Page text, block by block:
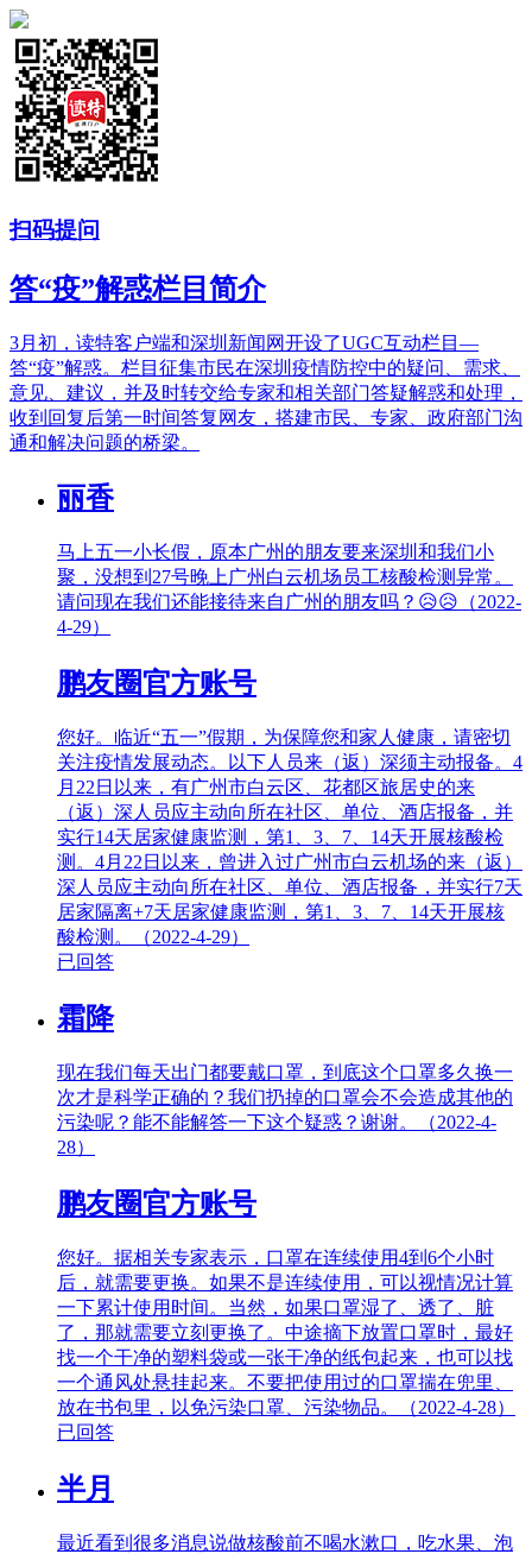
扫码提问
答“疫”解惑栏目简介
3月初，读特客户端和深圳新闻网开设了UGC互动栏目—
答“疫”解惑。栏目征集市民在深圳疫情防控中的疑问、需求、
意见、建议，并及时转交给专家和相关部门答疑解惑和处理，
收到回复后第一时间答复网友，搭建市民、专家、政府部门沟
通和解决问题的桥梁。
丽香
马上五一小长假，原本广州的朋友要来深圳和我们小
聚，没想到27号晚上广州白云机场员工核酸检测异常。
请问现在我们还能接待来自广州的朋友吗？😥😥（2022-
4-29）
鹏友圈官方账号
您好。临近“五一”假期，为保障您和家人健康，请密切
关注疫情发展动态。以下人员来（返）深须主动报备。4
月22日以来，有广州市白云区、花都区旅居史的来
（返）深人员应主动向所在社区、单位、酒店报备，并
实行14天居家健康监测，第1、3、7、14天开展核酸检
测。4月22日以来，曾进入过广州市白云机场的来（返）
深人员应主动向所在社区、单位、酒店报备，并实行7天
居家隔离+7天居家健康监测，第1、3、7、14天开展核
酸检测。（2022-4-29）
已回答
霜降
现在我们每天出门都要戴口罩，到底这个口罩多久换一
次才是科学正确的？我们扔掉的口罩会不会造成其他的
污染呢？能不能解答一下这个疑惑？谢谢。（2022-4-
28）
鹏友圈官方账号
您好。据相关专家表示，口罩在连续使用4到6个小时
后，就需要更换。如果不是连续使用，可以视情况计算
一下累计使用时间。当然，如果口罩湿了、透了、脏
了，那就需要立刻更换了。中途摘下放置口罩时，最好
找一个干净的塑料袋或一张干净的纸包起来，也可以找
一个通风处悬挂起来。不要把使用过的口罩揣在兜里、
放在书包里，以免污染口罩、污染物品。（2022-4-28）
已回答
半月
最近看到很多消息说做核酸前不喝水漱口，吃水果、泡